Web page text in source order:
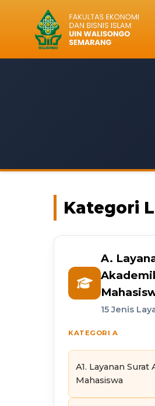
Kategori
A.
15 Jenis
KATEGORI A
A1. Layanan Surat
Mahasiswa